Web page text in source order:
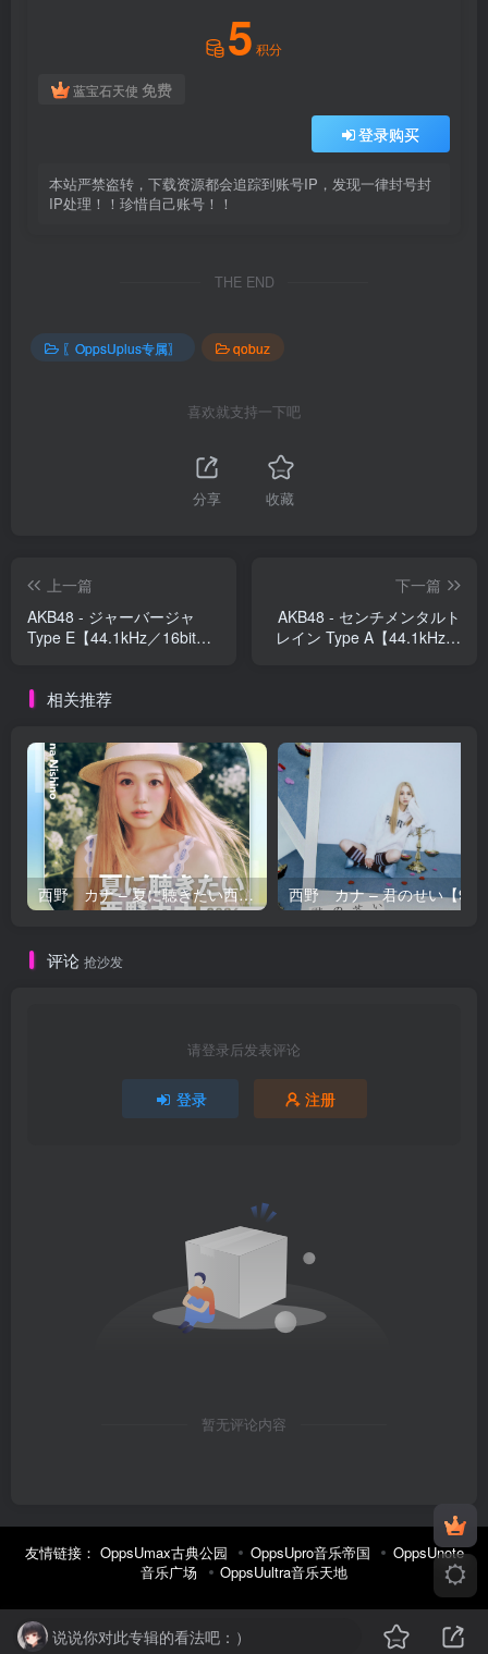
5 积分
蓝宝石天使 免费
登录购买
本站严禁盗转，下载资源都会追踪到账号IP，发现一律封号封
IP处理！！珍惜自己账号！！
THE END
〖OppsUplus专属〗 qobuz
喜欢就支持一下吧
分享 收藏
上一篇
AKB48 - ジャーバージャ
Type E【44.1kHz／16bit】
下一篇
AKB48 - センチメンタルト
レイン Type A【44.1kHz／
相关推荐
西野 カナ – 夏に聴きたい西野カナ2026【44.1kHz／16bit】日本区
评论 抢沙发
请登录后发表评论
登录 注册
暂无评论内容
友情链接： OppsUmax古典公园 OppsUpro音乐帝国
OppsUnote
音乐广场
OppsUultra音乐天地
说说你对此专辑的看法吧：）